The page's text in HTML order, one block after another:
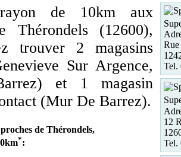
de 10km aux
Thérondels (12600),
trouver 2 magasins
Sur Argence,
et 1 magasin
(Mur De Barrez).
de Thérondels,
*:
Tel.
12
Tel.